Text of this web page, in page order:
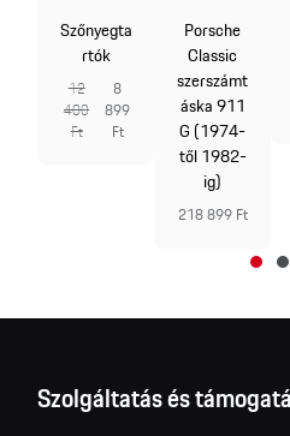
Szőnyegta
rtók
12
400
Ft
8
899
Ft
Porsche
Classic
szerszámt
áska 911
G (1974-
től 1982-
ig)
218 899 Ft
Szolgáltatás és